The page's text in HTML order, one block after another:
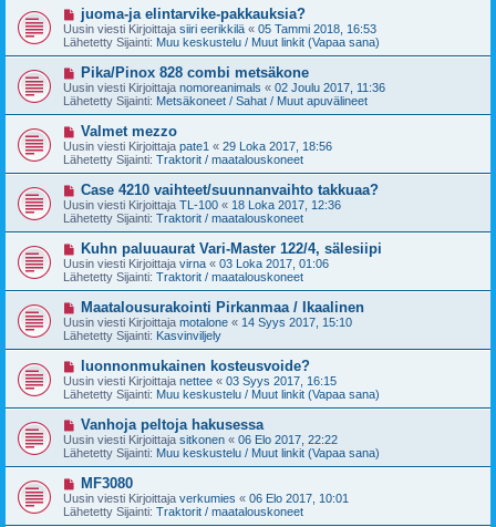
v
e
s
t
U
u
s
i
v
e
s
t
juoma-ja elintarvike-pakkauksia?
Uusin viesti Kirjoittaja siiri eerikkilä « 05 Tammi 2018, 16:53
Lähetetty Sijainti: Muu keskustelu / Muut linkit (Vapaa sana)
U
u
s
i
v
e
s
t
Pika/Pinox 828 combi metsäkone
Uusin viesti Kirjoittaja nomoreanimals « 02 Joulu 2017, 11:36
Lähetetty Sijainti: Metsäkoneet / Sahat / Muut apuvälineet
U
u
s
i
e
s
t
Valmet mezzo
Uusin viesti Kirjoittaja pate1 « 29 Loka 2017, 18:56
Lähetetty Sijainti: Traktorit / maatalouskoneet
U
u
s
i
v
e
s
t
Case 4210 vaihteet/suunnanvaihto takkuaa?
Uusin viesti Kirjoittaja TL-100 « 18 Loka 2017, 12:36
Lähetetty Sijainti: Traktorit / maatalouskoneet
U
u
s
i
v
e
s
t
Kuhn paluuaurat Vari-Master 122/4, sälesiipi
Uusin viesti Kirjoittaja virna « 03 Loka 2017, 01:06
Lähetetty Sijainti: Traktorit / maatalouskoneet
U
u
s
i
v
e
s
t
Maatalousurakointi Pirkanmaa / Ikaalinen
Uusin viesti Kirjoittaja motalone « 14 Syys 2017, 15:10
Lähetetty Sijainti: Kasvinviljely
U
u
s
i
v
e
s
t
luonnonmukainen kosteusvoide?
Uusin viesti Kirjoittaja nettee « 03 Syys 2017, 16:15
Lähetetty Sijainti: Muu keskustelu / Muut linkit (Vapaa sana)
U
u
s
i
v
e
s
Vanhoja peltoja hakusessa
Uusin viesti Kirjoittaja sitkonen « 06 Elo 2017, 22:22
Lähetetty Sijainti: Muu keskustelu / Muut linkit (Vapaa sana)
U
u
s
i
MF3080
Uusin viesti Kirjoittaja verkumies « 06 Elo 2017, 10:01
Lähetetty Sijainti: Traktorit / maatalouskoneet